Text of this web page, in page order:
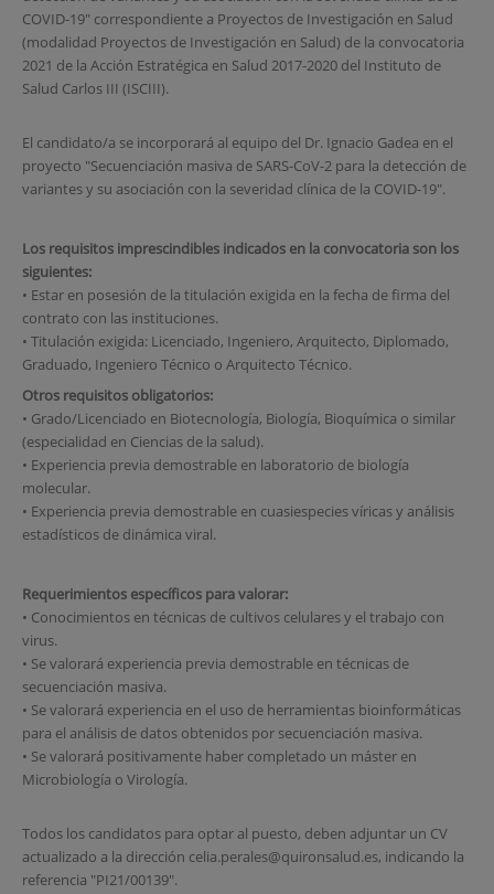
COVID-19" correspondiente a Proyectos de Investigación en Salud
(modalidad Proyectos de Investigación en Salud) de la convocatoria
2021 de la Acción Estratégica en Salud 2017-2020 del Instituto de
Salud Carlos III (ISCIII).
El candidato/a se incorporará al equipo del Dr. Ignacio Gadea en el
proyecto "Secuenciación masiva de SARS-CoV-2 para la detección de
variantes y su asociación con la severidad clínica de la COVID-19".
Los requisitos imprescindibles indicados en la convocatoria son los
siguientes:
• Estar en posesión de la titulación exigida en la fecha de firma del
contrato con las instituciones.
• Titulación exigida: Licenciado, Ingeniero, Arquitecto, Diplomado,
Graduado, Ingeniero Técnico o Arquitecto Técnico.
Otros requisitos obligatorios:
• Grado/Licenciado en Biotecnología, Biología, Bioquímica o similar
(especialidad en Ciencias de la salud).
• Experiencia previa demostrable en laboratorio de biología
molecular.
• Experiencia previa demostrable en cuasiespecies víricas y análisis
estadísticos de dinámica viral.
Requerimientos específicos para valorar:
• Conocimientos en técnicas de cultivos celulares y el trabajo con
virus.
• Se valorará experiencia previa demostrable en técnicas de
secuenciación masiva.
• Se valorará experiencia en el uso de herramientas bioinformáticas
para el análisis de datos obtenidos por secuenciación masiva.
• Se valorará positivamente haber completado un máster en
Microbiología o Virología.
Todos los candidatos para optar al puesto, deben adjuntar un CV
actualizado a la dirección celia.perales@quironsalud.es, indicando la
referencia "PI21/00139".